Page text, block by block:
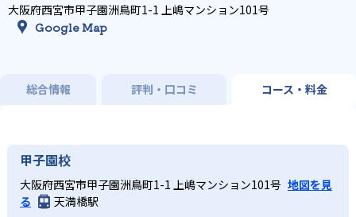
大阪府西宮市甲子園洲鳥町1-1 上嶋マンション101号
Google Map
総合情報 評判・口コミ コース・料金
甲子園校
大阪府西宮市甲子園洲鳥町1-1 上嶋マンション101号 地図を見
る
天満橋駅